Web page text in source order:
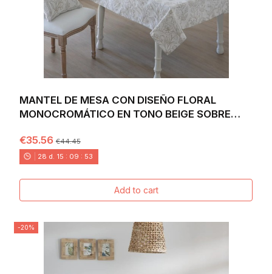
MANTEL DE MESA CON DISEÑO FLORAL
MONOCROMÁTICO EN TONO BEIGE SOBRE
€35.56€44.45
28 d. 15 : 09 : 52
Add to cart
-20%